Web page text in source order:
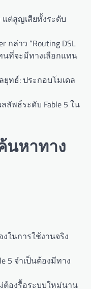
ต่สูญเสียทั้งระดับ
กล่าว “Routing DSL
ที่จะมีทางเลือกแทน
ยุทธ์: ประกอบโมเดล
ลัพธ์ระดับ Fable 5 ใน
หาทาง
ในการใช้งานจริง
5 จำเป็นต้องมีทาง
องรื้อระบบใหม่นาน